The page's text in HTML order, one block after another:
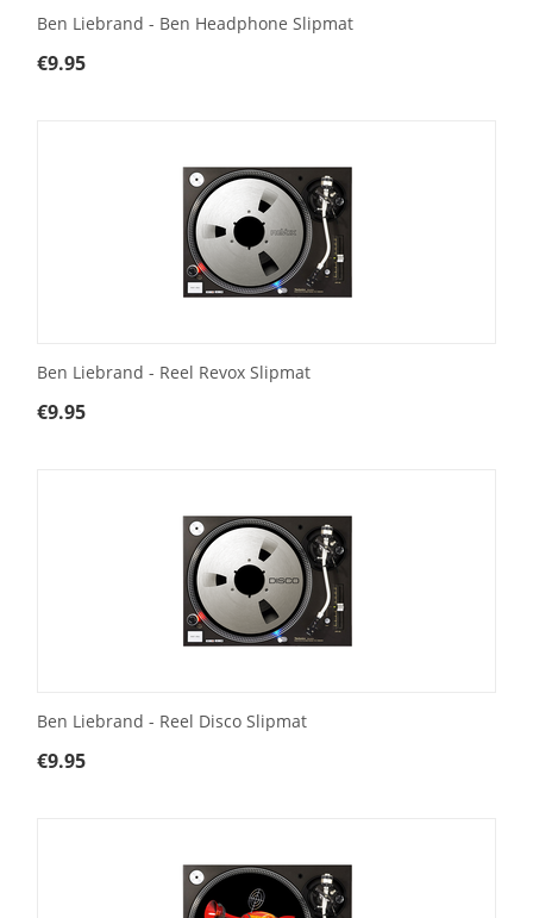
Ben Liebrand - Ben Headphone Slipmat
€9.95
Ben Liebrand - Reel Revox Slipmat
€9.95
Ben Liebrand - Reel Disco Slipmat
€9.95